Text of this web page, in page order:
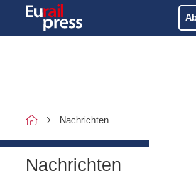
Nachrichten
Nachrichten